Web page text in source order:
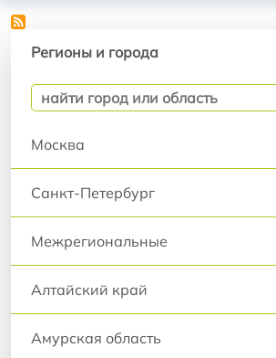
Регионы и города
Москва
Санкт-Петербург
Межрегиональные
Алтайский край
Амурская область